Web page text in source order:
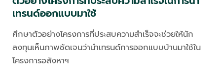
เทรนด์ออกแบบมาใช้
ศึกษาตัวอย่างโครงการที่ประสบความสำเร็จจะช่วยให้นัก
ลงทุนเห็นภาพชัดเจนว่านำเทรนด์การออกแบบบ้านมาใช้ใน
โครงการอสังหาฯ